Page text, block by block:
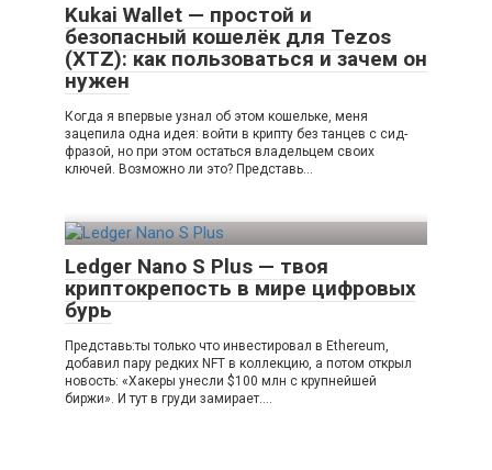
Kukai Wallet — простой и
безопасный кошелёк для Tezos
(XTZ): как пользоваться и зачем он
нужен
Когда я впервые узнал об этом кошельке, меня
зацепила одна идея: войти в крипту без танцев с сид-
фразой, но при этом остаться владельцем своих
ключей. Возможно ли это? Представь…
Ledger Nano S Plus — твоя
криптокрепость в мире цифровых
бурь
Представь:ты только что инвестировал в Ethereum,
добавил пару редких NFT в коллекцию, а потом открыл
новость: «Хакеры унесли $100 млн с крупнейшей
биржи». И тут в груди замирает….